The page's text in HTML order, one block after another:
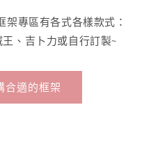
架專區有各式各樣款式：
、吉卜力或自行訂製~
合適的框架